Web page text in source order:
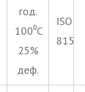
год.
100⁰С
25%
деф.
ISO
815